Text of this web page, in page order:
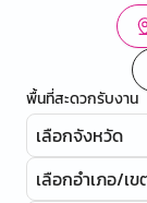
พื้นที่สะดวกรับงาน
เลือกจังหวัด
เลือกอำเภอ/เข